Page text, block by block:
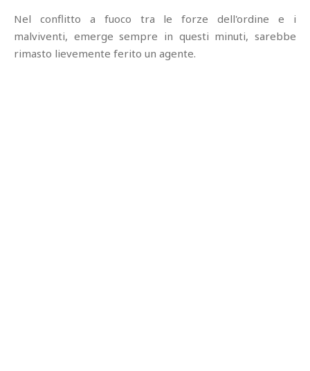
Nel conflitto a fuoco tra le forze dell'ordine e i
malviventi, emerge sempre in questi minuti, sarebbe
rimasto lievemente ferito un agente.